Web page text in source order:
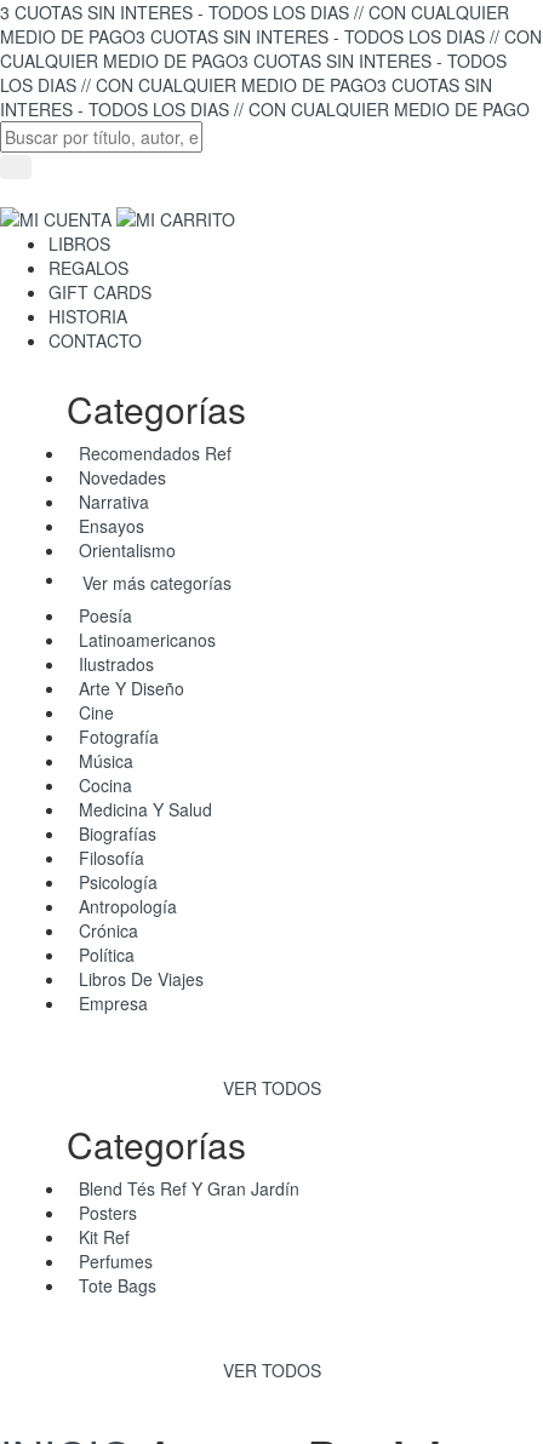
3 CUOTAS SIN INTERES - TODOS LOS DIAS // CON CUALQUIER
MEDIO DE PAGO3 CUOTAS SIN INTERES - TODOS LOS DIAS // CON
CUALQUIER MEDIO DE PAGO3 CUOTAS SIN INTERES - TODOS
LOS DIAS // CON CUALQUIER MEDIO DE PAGO3 CUOTAS SIN
INTERES - TODOS LOS DIAS // CON CUALQUIER MEDIO DE PAGO
LIBROS
REGALOS
GIFT CARDS
HISTORIA
CONTACTO
Categorías
Recomendados Ref
Novedades
Narrativa
Ensayos
Orientalismo
Ver más categorías
Poesía
Latinoamericanos
Ilustrados
Arte Y Diseño
Cine
Fotografía
Música
Cocina
Medicina Y Salud
Biografías
Filosofía
Psicología
Antropología
Crónica
Política
Libros De Viajes
Empresa
VER TODOS
Categorías
Blend Tés Ref Y Gran Jardín
Posters
Kit Ref
Perfumes
Tote Bags
VER TODOS